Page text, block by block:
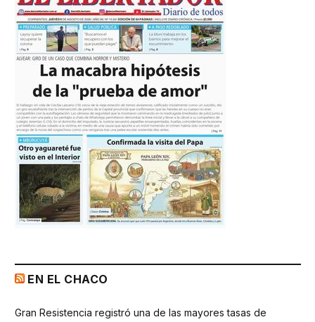
EN EL CHACO
Gran Resistencia registró una de las mayores tasas de